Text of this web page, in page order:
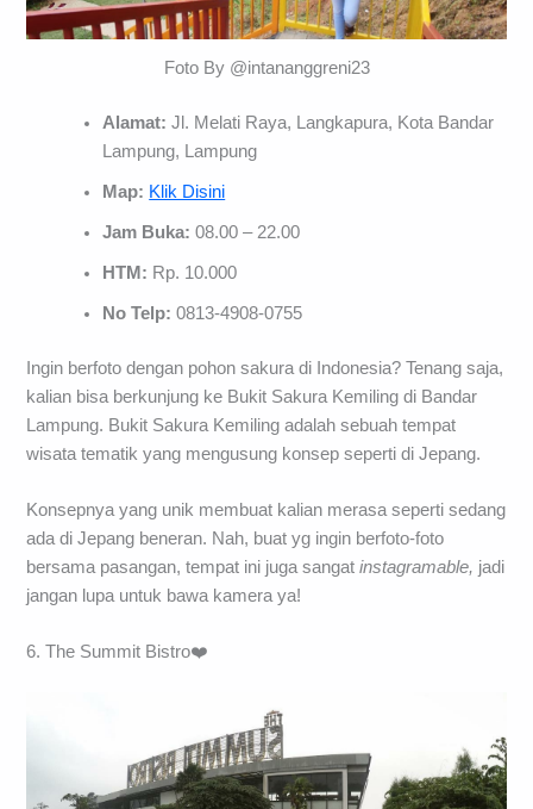
Foto By @intananggreni23
Alamat:Jl. Melati Raya, Langkapura, Kota Bandar
Lampung, Lampung
Map: Klik Disini
Jam Buka:08.00 – 22.00
HTM: Rp. 10.000
No Telp: 0813-4908-0755
Ingin berfoto dengan pohon sakura di Indonesia? Tenang saja,
kalian bisa berkunjung ke Bukit Sakura Kemiling di Bandar
Lampung. Bukit Sakura Kemiling adalah sebuah tempat
wisata tematik yang mengusung konsep seperti di Jepang.
Konsepnya yang unik membuat kalian merasa seperti sedang
ada di Jepang beneran. Nah, buat yg ingin berfoto-foto
bersama pasangan, tempat ini juga sangatinstagramable, jadi
jangan lupa untuk bawa kamera ya!
6. The Summit Bistro❤️